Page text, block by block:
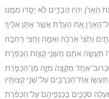
הָאָרֹ֔ן יִהְי֖וּ הַבַּדִּ֑ים לֹ֥א יָסֻ֖רוּ מִמֶּֽנּוּ׃
אֵ֚ת הָעֵדֻ֔ת אֲשֶׁ֥ר אֶתֵּ֖ן אֵלֶֽיךָ׃
וָחֵ֙צִי֙ אָרְכָּ֔הּ וְאַמָּ֥ה וָחֵ֖צִי רָחְבָּֽהּ׃
תַּעֲשֶׂ֣ה אֹתָ֔ם מִשְּׁנֵ֖י קְצ֥וֹת הַכַּפֹּֽרֶת׃
מִקָּצָ֖ה מִזֶּ֑ה מִן־הַכַּפֹּ֛רֶת
תַּעֲשׂ֥וּ אֶת־הַכְּרֻבִ֖ים עַל־שְׁנֵ֥י קְצוֹתָֽיו׃
סֹכְכִ֤ים בְּכַנְפֵיהֶם֙ עַל־הַכַּפֹּ֔רֶת